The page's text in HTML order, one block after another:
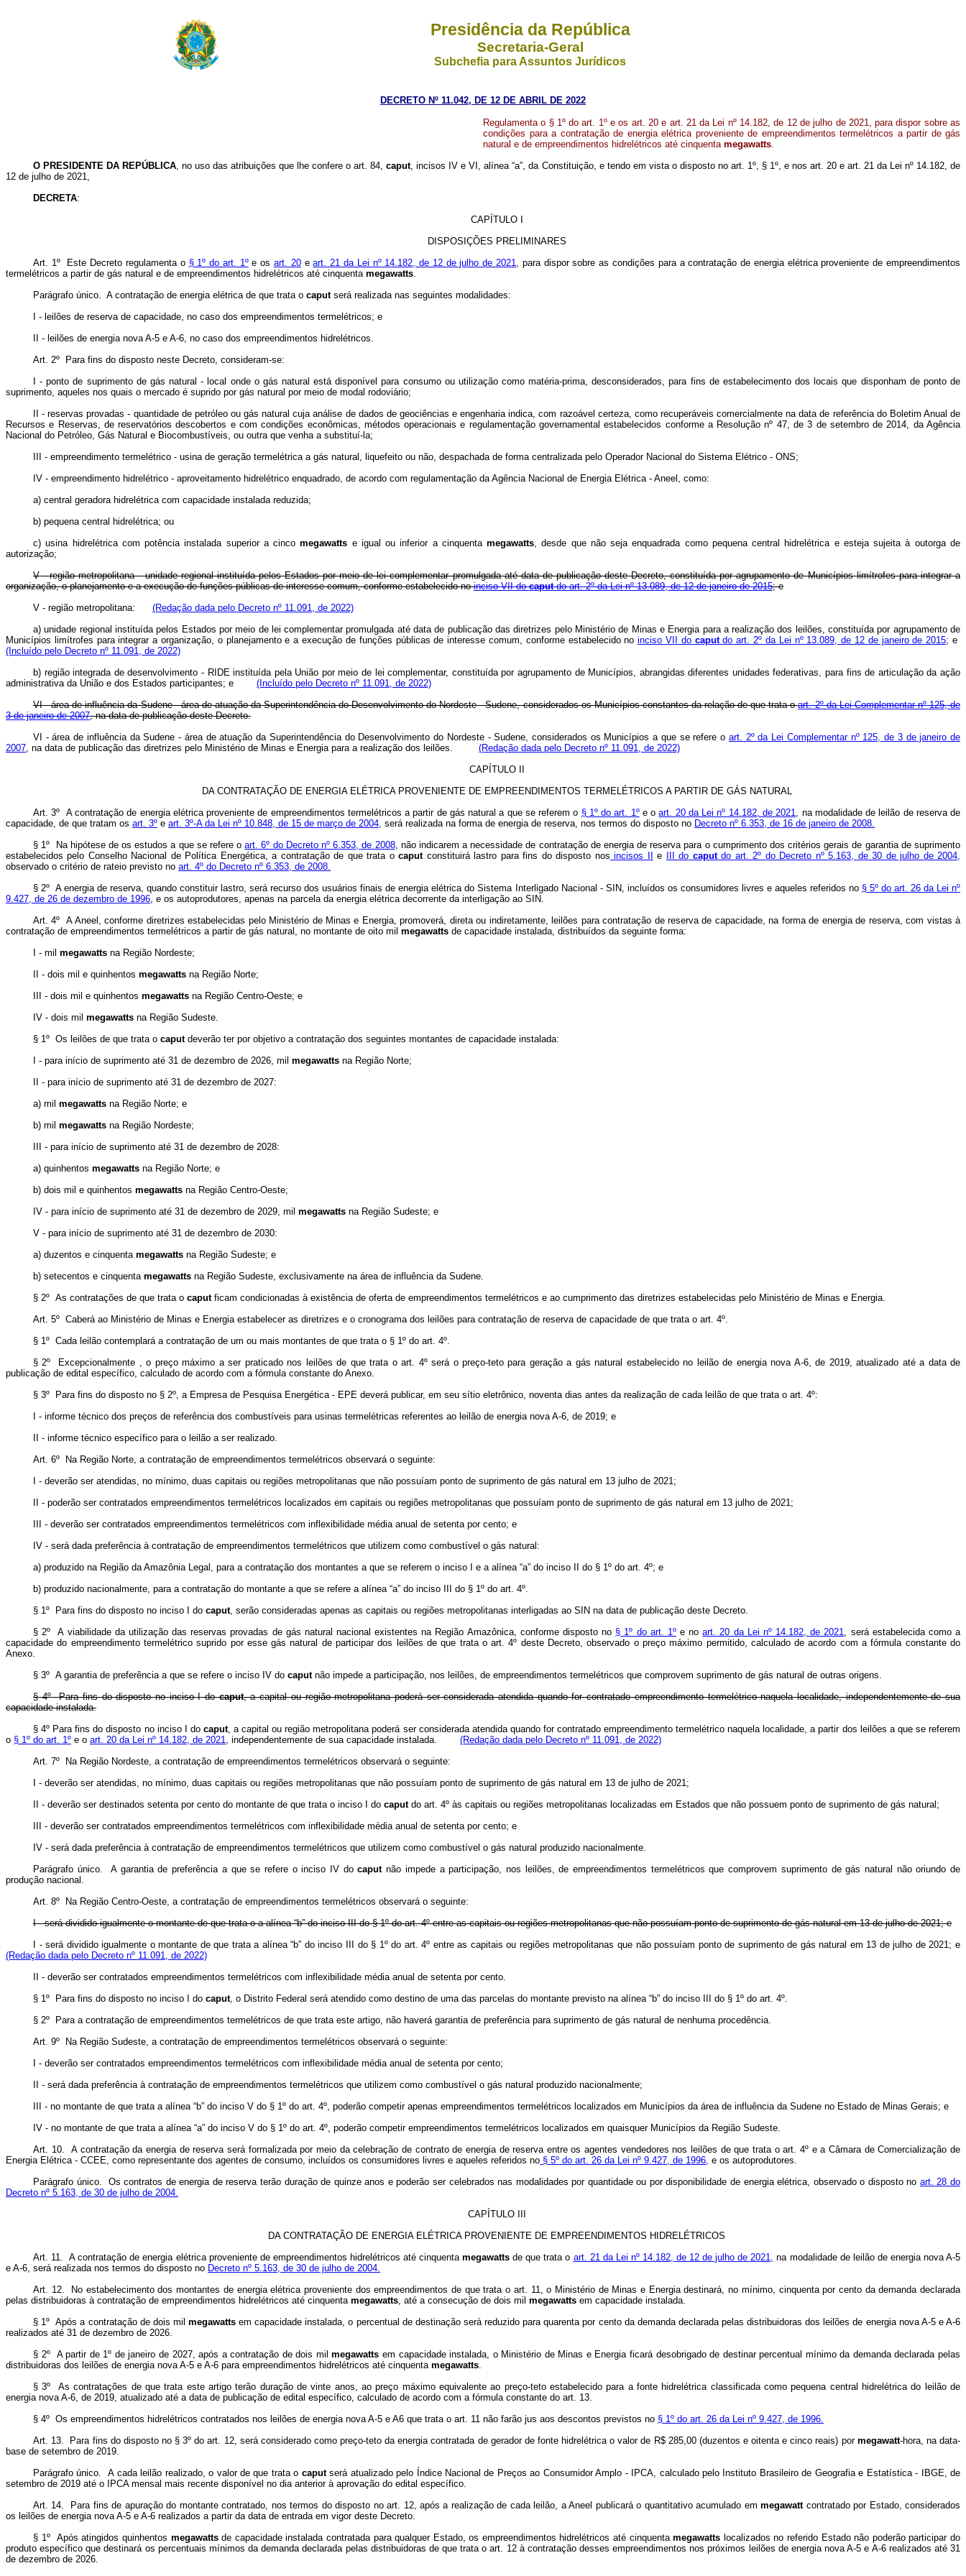
Presidência da República
Secretaria-Geral
Subchefia para Assuntos Jurídicos
DECRETO Nº 11.042, DE 12 DE ABRIL DE 2022
Regulamenta o § 1º do art. 1º e os art. 20 e art. 21 da Lei nº 14.182, de 12 de julho de 2021, para dispor sobre as
condições para a contratação de energia elétrica proveniente de empreendimentos termelétricos a partir de gás
natural e de empreendimentos hidrelétricos até cinquenta megawatts.
O PRESIDENTE DA REPÚBLICA, no uso das atribuições que lhe confere o art. 84,caput, incisos IV e VI, alínea “a”, da Constituição, e tendo em vista o disposto no art. 1º, § 1º, e nos art. 20 e art. 21 da Lei nº 14.182, de
12 de julho de 2021,
DECRETA:
CAPÍTULO I
DISPOSIÇÕES PRELIMINARES
Art. 1º Este Decreto regulamenta o § 1º do art. 1ºe osart. 20eart. 21 da Lei nº 14.182, de 12 de julho de 2021, para dispor sobre as condições para a contratação de energia elétrica proveniente de empreendimentos
termelétricos a partir de gás natural e de empreendimentos hidrelétricos até cinquenta megawatts.
Parágrafo único. A contratação de energia elétrica de que trata o caput será realizada nas seguintes modalidades:
I - leilões de reserva de capacidade, no caso dos empreendimentos termelétricos; e
II - leilões de energia nova A-5 e A-6, no caso dos empreendimentos hidrelétricos.
Art. 2º Para fins do disposto neste Decreto, consideram-se:
I - ponto de suprimento de gás natural - local onde o gás natural está disponível para consumo ou utilização como matéria-prima, desconsiderados, para fins de estabelecimento dos locais que disponham de ponto de
suprimento, aqueles nos quais o mercado é suprido por gás natural por meio de modal rodoviário;
II - reservas provadas - quantidade de petróleo ou gás natural cuja análise de dados de geociências e engenharia indica, com razoável certeza, como recuperáveis comercialmente na data de referência do Boletim Anual de
Recursos e Reservas, de reservatórios descobertos e com condições econômicas, métodos operacionais e regulamentação governamental estabelecidos conforme a Resolução nº 47, de 3 de setembro de 2014, da Agência
Nacional do Petróleo, Gás Natural e Biocombustíveis, ou outra que venha a substituí-la;
III - empreendimento termelétrico - usina de geração termelétrica a gás natural, liquefeito ou não, despachada de forma centralizada pelo Operador Nacional do Sistema Elétrico - ONS;
IV - empreendimento hidrelétrico - aproveitamento hidrelétrico enquadrado, de acordo com regulamentação da Agência Nacional de Energia Elétrica - Aneel, como:
a) central geradora hidrelétrica com capacidade instalada reduzida;
b) pequena central hidrelétrica; ou
c) usina hidrelétrica com potência instalada superior a cincomegawatts e igual ou inferior a cinquentamegawatts, desde que não seja enquadrada como pequena central hidrelétrica e esteja sujeita à outorga de
autorização;
V - região metropolitana - unidade regional instituída pelos Estados por meio de lei complementar promulgada até data de publicação deste Decreto, constituída por agrupamento de Municípios limítrofes para integrar a
organização, o planejamento e a execução de funções públicas de interesse comum, conforme estabelecido noinciso VII docaputdo art. 2º da Lei nº 13.089, de 12 de janeiro de 2015; e
V - região metropolitana: (Redação dada pelo Decreto nº 11.091, de 2022)
a) unidade regional instituída pelos Estados por meio de lei complementar promulgada até data de publicação das diretrizes pelo Ministério de Minas e Energia para a realização dos leilões, constituída por agrupamento de
Municípios limítrofes para integrar a organização, o planejamento e a execução de funções públicas de interesse comum, conforme estabelecido noinciso VII do caputdo art. 2º da Lei nº 13.089, de 12 de janeiro de 2015; e
(Incluído pelo Decreto nº 11.091, de 2022)
b) região integrada de desenvolvimento - RIDE instituída pela União por meio de lei complementar, constituída por agrupamento de Municípios, abrangidas diferentes unidades federativas, para fins de articulação da ação
administrativa da União e dos Estados participantes; e (Incluído pelo Decreto nº 11.091, de 2022)
VI - área de influência da Sudene - área de atuação da Superintendência do Desenvolvimento do Nordeste - Sudene, considerados os Municípios constantes da relação de que trata oart. 2º da Lei Complementar nº 125, de
3 de janeiro de 2007, na data de publicação deste Decreto.
VI - área de influência da Sudene - área de atuação da Superintendência do Desenvolvimento do Nordeste - Sudene, considerados os Municípios a que se refere o art. 2º da Lei Complementar nº 125, de 3 de janeiro de
2007, na data de publicação das diretrizes pelo Ministério de Minas e Energia para a realização dos leilões. (Redação dada pelo Decreto nº 11.091, de 2022)
CAPÍTULO II
DA CONTRATAÇÃO DE ENERGIA ELÉTRICA PROVENIENTE DE EMPREENDIMENTOS TERMELÉTRICOS A PARTIR DE GÁS NATURAL
Art. 3º A contratação de energia elétrica proveniente de empreendimentos termelétricos a partir de gás natural a que se referem o § 1º do art. 1ºe oart. 20 da Lei nº 14.182, de 2021, na modalidade de leilão de reserva de
capacidade, de que tratam os art. 3º e art. 3º-A da Lei nº 10.848, de 15 de março de 2004, será realizada na forma de energia de reserva, nos termos do disposto no Decreto nº 6.353, de 16 de janeiro de 2008.
§ 1º Na hipótese de os estudos a que se refere oart. 6º do Decreto nº 6.353, de 2008, não indicarem a necessidade de contratação de energia de reserva para o cumprimento dos critérios gerais de garantia de suprimento
estabelecidos pelo Conselho Nacional de Política Energética, a contratação de que trata ocaputconstituirá lastro para fins do disposto nos incisos II e III do caputdo art. 2º do Decreto nº 5.163, de 30 de julho de 2004,
observado o critério de rateio previsto no art. 4º do Decreto nº 6.353, de 2008.
§ 2º A energia de reserva, quando constituir lastro, será recurso dos usuários finais de energia elétrica do Sistema Interligado Nacional - SIN, incluídos os consumidores livres e aqueles referidos no § 5º do art. 26 da Lei nº
9.427, de 26 de dezembro de 1996, e os autoprodutores, apenas na parcela da energia elétrica decorrente da interligação ao SIN.
Art. 4º A Aneel, conforme diretrizes estabelecidas pelo Ministério de Minas e Energia, promoverá, direta ou indiretamente, leilões para contratação de reserva de capacidade, na forma de energia de reserva, com vistas à
contratação de empreendimentos termelétricos a partir de gás natural, no montante de oito mil megawatts de capacidade instalada, distribuídos da seguinte forma:
I - mil megawatts na Região Nordeste;
II - dois mil e quinhentos megawatts na Região Norte;
III - dois mil e quinhentos megawatts na Região Centro-Oeste; e
IV - dois mil megawatts na Região Sudeste.
§ 1º Os leilões de que trata o caputdeverão ter por objetivo a contratação dos seguintes montantes de capacidade instalada:
I - para início de suprimento até 31 de dezembro de 2026, mil megawatts na Região Norte;
II - para início de suprimento até 31 de dezembro de 2027:
a) mil megawatts na Região Norte; e
b) mil megawatts na Região Nordeste;
III - para início de suprimento até 31 de dezembro de 2028:
a) quinhentos megawatts na Região Norte; e
b) dois mil e quinhentos megawatts na Região Centro-Oeste;
IV - para início de suprimento até 31 de dezembro de 2029, mil megawatts na Região Sudeste; e
V - para início de suprimento até 31 de dezembro de 2030:
a) duzentos e cinquenta megawatts na Região Sudeste; e
b) setecentos e cinquenta megawatts na Região Sudeste, exclusivamente na área de influência da Sudene.
§ 2º As contratações de que trata o caputficam condicionadas à existência de oferta de empreendimentos termelétricos e ao cumprimento das diretrizes estabelecidas pelo Ministério de Minas e Energia.
Art. 5º Caberá ao Ministério de Minas e Energia estabelecer as diretrizes e o cronograma dos leilões para contratação de reserva de capacidade de que trata o art. 4º.
§ 1º Cada leilão contemplará a contratação de um ou mais montantes de que trata o § 1º do art. 4º.
§ 2º Excepcionalmente , o preço máximo a ser praticado nos leilões de que trata o art. 4º será o preço-teto para geração a gás natural estabelecido no leilão de energia nova A-6, de 2019, atualizado até a data de
publicação de edital específico, calculado de acordo com a fórmula constante do Anexo.
§ 3º Para fins do disposto no § 2º, a Empresa de Pesquisa Energética - EPE deverá publicar, em seu sítio eletrônico, noventa dias antes da realização de cada leilão de que trata o art. 4º:
I - informe técnico dos preços de referência dos combustíveis para usinas termelétricas referentes ao leilão de energia nova A-6, de 2019; e
II - informe técnico específico para o leilão a ser realizado.
Art. 6º Na Região Norte, a contratação de empreendimentos termelétricos observará o seguinte:
I - deverão ser atendidas, no mínimo, duas capitais ou regiões metropolitanas que não possuíam ponto de suprimento de gás natural em 13 julho de 2021;
II - poderão ser contratados empreendimentos termelétricos localizados em capitais ou regiões metropolitanas que possuíam ponto de suprimento de gás natural em 13 julho de 2021;
III - deverão ser contratados empreendimentos termelétricos com inflexibilidade média anual de setenta por cento; e
IV - será dada preferência à contratação de empreendimentos termelétricos que utilizem como combustível o gás natural:
a) produzido na Região da Amazônia Legal, para a contratação dos montantes a que se referem o inciso I e a alínea “a” do inciso II do § 1º do art. 4º; e
b) produzido nacionalmente, para a contratação do montante a que se refere a alínea “a” do inciso III do § 1º do art. 4º.
§ 1º Para fins do disposto no inciso I do caput, serão consideradas apenas as capitais ou regiões metropolitanas interligadas ao SIN na data de publicação deste Decreto.
§ 2º A viabilidade da utilização das reservas provadas de gás natural nacional existentes na Região Amazônica, conforme disposto no § 1º do art. 1ºe noart. 20 da Lei nº 14.182, de 2021, será estabelecida como a
capacidade do empreendimento termelétrico suprido por esse gás natural de participar dos leilões de que trata o art. 4º deste Decreto, observado o preço máximo permitido, calculado de acordo com a fórmula constante do
Anexo.
§ 3º A garantia de preferência a que se refere o inciso IV do caput não impede a participação, nos leilões, de empreendimentos termelétricos que comprovem suprimento de gás natural de outras origens.
§ 4º Para fins do disposto no inciso I docaput, a capital ou região metropolitana poderá ser considerada atendida quando for contratado empreendimento termelétrico naquela localidade, independentemente de sua
capacidade instalada.
§ 4º Para fins do disposto no inciso I do caput, a capital ou região metropolitana poderá ser considerada atendida quando for contratado empreendimento termelétrico naquela localidade, a partir dos leilões a que se referem
o § 1º do art. 1º e o art. 20 da Lei nº 14.182, de 2021, independentemente de sua capacidade instalada. (Redação dada pelo Decreto nº 11.091, de 2022)
Art. 7º Na Região Nordeste, a contratação de empreendimentos termelétricos observará o seguinte:
I - deverão ser atendidas, no mínimo, duas capitais ou regiões metropolitanas que não possuíam ponto de suprimento de gás natural em 13 de julho de 2021;
II - deverão ser destinados setenta por cento do montante de que trata o inciso I do caput do art. 4º às capitais ou regiões metropolitanas localizadas em Estados que não possuem ponto de suprimento de gás natural;
III - deverão ser contratados empreendimentos termelétricos com inflexibilidade média anual de setenta por cento; e
IV - será dada preferência à contratação de empreendimentos termelétricos que utilizem como combustível o gás natural produzido nacionalmente.
Parágrafo único. A garantia de preferência a que se refere o inciso IV docaputnão impede a participação, nos leilões, de empreendimentos termelétricos que comprovem suprimento de gás natural não oriundo de
produção nacional.
Art. 8º Na Região Centro-Oeste, a contratação de empreendimentos termelétricos observará o seguinte:
I - será dividido igualmente o montante de que trata o a alínea “b” do inciso III do § 1º do art. 4º entre as capitais ou regiões metropolitanas que não possuíam ponto de suprimento de gás natural em 13 de julho de 2021; e
I - será dividido igualmente o montante de que trata a alínea “b” do inciso III do § 1º do art. 4º entre as capitais ou regiões metropolitanas que não possuíam ponto de suprimento de gás natural em 13 de julho de 2021; e
(Redação dada pelo Decreto nº 11.091, de 2022)
II - deverão ser contratados empreendimentos termelétricos com inflexibilidade média anual de setenta por cento.
§ 1º Para fins do disposto no inciso I do caput, o Distrito Federal será atendido como destino de uma das parcelas do montante previsto na alínea “b” do inciso III do § 1º do art. 4º.
§ 2º Para a contratação de empreendimentos termelétricos de que trata este artigo, não haverá garantia de preferência para suprimento de gás natural de nenhuma procedência.
Art. 9º Na Região Sudeste, a contratação de empreendimentos termelétricos observará o seguinte:
I - deverão ser contratados empreendimentos termelétricos com inflexibilidade média anual de setenta por cento;
II - será dada preferência à contratação de empreendimentos termelétricos que utilizem como combustível o gás natural produzido nacionalmente;
III - no montante de que trata a alínea “b” do inciso V do § 1º do art. 4º, poderão competir apenas empreendimentos termelétricos localizados em Municípios da área de influência da Sudene no Estado de Minas Gerais; e
IV - no montante de que trata a alínea “a” do inciso V do § 1º do art. 4º, poderão competir empreendimentos termelétricos localizados em quaisquer Municípios da Região Sudeste.
Art. 10. A contratação da energia de reserva será formalizada por meio da celebração de contrato de energia de reserva entre os agentes vendedores nos leilões de que trata o art. 4º e a Câmara de Comercialização de
Energia Elétrica - CCEE, como representante dos agentes de consumo, incluídos os consumidores livres e aqueles referidos no § 5º do art. 26 da Lei nº 9.427, de 1996, e os autoprodutores.
Parágrafo único. Os contratos de energia de reserva terão duração de quinze anos e poderão ser celebrados nas modalidades por quantidade ou por disponibilidade de energia elétrica, observado o disposto no art. 28 do
Decreto nº 5.163, de 30 de julho de 2004.
CAPÍTULO III
DA CONTRATAÇÃO DE ENERGIA ELÉTRICA PROVENIENTE DE EMPREENDIMENTOS HIDRELÉTRICOS
Art. 11. A contratação de energia elétrica proveniente de empreendimentos hidrelétricos até cinquentamegawatts de que trata o art. 21 da Lei nº 14.182, de 12 de julho de 2021, na modalidade de leilão de energia nova A-5
e A-6, será realizada nos termos do disposto no Decreto nº 5.163, de 30 de julho de 2004.
Art. 12. No estabelecimento dos montantes de energia elétrica proveniente dos empreendimentos de que trata o art. 11, o Ministério de Minas e Energia destinará, no mínimo, cinquenta por cento da demanda declarada
pelas distribuidoras à contratação de empreendimentos hidrelétricos até cinquenta megawatts, até a consecução de dois mil megawatts em capacidade instalada.
§ 1º Após a contratação de dois milmegawatts em capacidade instalada, o percentual de destinação será reduzido para quarenta por cento da demanda declarada pelas distribuidoras dos leilões de energia nova A-5 e A-6
realizados até 31 de dezembro de 2026.
§ 2º A partir de 1º de janeiro de 2027, após a contratação de dois milmegawatts em capacidade instalada, o Ministério de Minas e Energia ficará desobrigado de destinar percentual mínimo da demanda declarada pelas
distribuidoras dos leilões de energia nova A-5 e A-6 para empreendimentos hidrelétricos até cinquenta megawatts.
§ 3º As contratações de que trata este artigo terão duração de vinte anos, ao preço máximo equivalente ao preço-teto estabelecido para a fonte hidrelétrica classificada como pequena central hidrelétrica do leilão de
energia nova A-6, de 2019, atualizado até a data de publicação de edital específico, calculado de acordo com a fórmula constante do art. 13.
§ 4º Os empreendimentos hidrelétricos contratados nos leilões de energia nova A-5 e A6 que trata o art. 11 não farão jus aos descontos previstos no § 1º do art. 26 da Lei nº 9.427, de 1996.
Art. 13. Para fins do disposto no § 3º do art. 12, será considerado como preço-teto da energia contratada de gerador de fonte hidrelétrica o valor de R$ 285,00 (duzentos e oitenta e cinco reais) por megawatt-hora, na data-
base de setembro de 2019.
Parágrafo único. A cada leilão realizado, o valor de que trata o caputserá atualizado pelo Índice Nacional de Preços ao Consumidor Amplo - IPCA, calculado pelo Instituto Brasileiro de Geografia e Estatística - IBGE, de
setembro de 2019 até o IPCA mensal mais recente disponível no dia anterior à aprovação do edital específico.
Art. 14. Para fins de apuração do montante contratado, nos termos do disposto no art. 12, após a realização de cada leilão, a Aneel publicará o quantitativo acumulado emmegawattcontratado por Estado, considerados
os leilões de energia nova A-5 e A-6 realizados a partir da data de entrada em vigor deste Decreto.
§ 1º Após atingidos quinhentos megawattsde capacidade instalada contratada para qualquer Estado, os empreendimentos hidrelétricos até cinquentamegawatts localizados no referido Estado não poderão participar do
produto específico que destinará os percentuais mínimos da demanda declarada pelas distribuidoras de que trata o art. 12 à contratação desses empreendimentos nos próximos leilões de energia nova A-5 e A-6 realizados até 31
de dezembro de 2026.